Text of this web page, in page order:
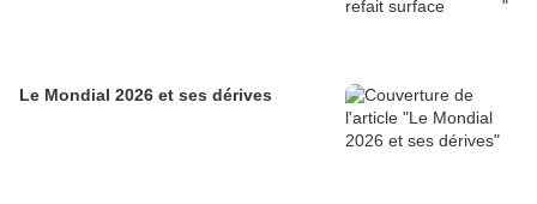
Le Mondial 2026 et ses dérives